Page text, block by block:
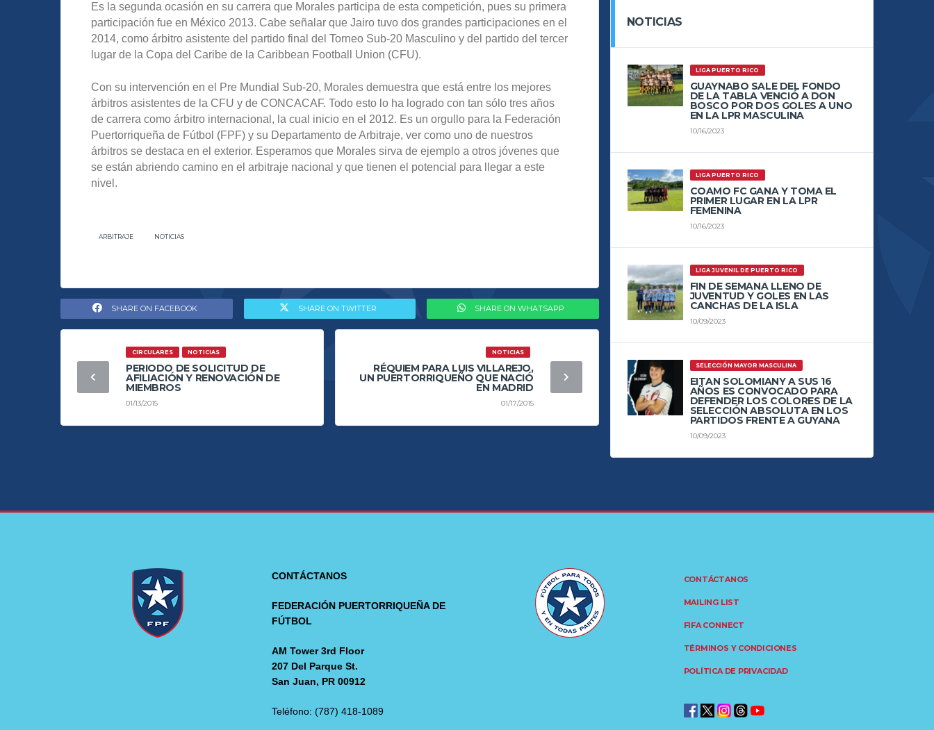
Es la segunda ocasión en su carrera que Morales participa de esta competición, pues su primera
participación fue en México 2013. Cabe señalar que Jairo tuvo dos grandes participaciones en el
2014, como árbitro asistente del partido final del Torneo Sub-20 Masculino y del partido del tercer
lugar de la Copa del Caribe de la Caribbean Football Union (CFU).
Con su intervención en el Pre Mundial Sub-20, Morales demuestra que está entre los mejores
árbitros asistentes de la CFU y de CONCACAF. Todo esto lo ha logrado con tan sólo tres años
de carrera como árbitro internacional, la cual inicio en el 2012. Es un orgullo para la Federación
Puertorriqueña de Fútbol (FPF) y su Departamento de Arbitraje, ver como uno de nuestros
árbitros se destaca en el exterior. Esperamos que Morales sirva de ejemplo a otros jóvenes que
se están abriendo camino en el arbitraje nacional y que tienen el potencial para llegar a este
nivel.
ARBITRAJE NOTICIAS
SHARE ON FACEBOOK SHARE ON TWITTER SHARE ON WHATSAPP
CIRCULARES NOTICIAS
PERIODO DE SOLICITUD DE
AFILIACIÓN Y RENOVACIÓN DE
MIEMBROS
01/13/2015
NOTICIAS
RÉQUIEM PARA LUIS VILLAREJO,
UN PUERTORRIQUEÑO QUE NACIÓ
EN MADRID
01/17/2015
NOTICIAS
LIGA PUERTO RICO
GUAYNABO SALE DEL FONDO
DE LA TABLA VENCIÓ A DON
BOSCO POR DOS GOLES A UNO
EN LA LPR MASCULINA
10/16/2023
LIGA PUERTO RICO
COAMO FC GANA Y TOMA EL
PRIMER LUGAR EN LA LPR
FEMENINA
10/16/2023
LIGA JUVENIL DE PUERTO RICO
FIN DE SEMANA LLENO DE
JUVENTUD Y GOLES EN LAS
CANCHAS DE LA ISLA
10/09/2023
SELECCIÓN MAYOR MASCULINA
EITAN SOLOMIANY A SUS 16
AÑOS ES CONVOCADO PARA
DEFENDER LOS COLORES DE LA
SELECCIÓN ABSOLUTA EN LOS
PARTIDOS FRENTE A GUYANA
10/09/2023
CONTÁCTANOS
FEDERACIÓN PUERTORRIQUEÑA DE
FÚTBOL
AM Tower 3rd Floor
207 Del Parque St.
San Juan, PR 00912
Teléfono: (787) 418-1089
CONTÁCTANOS
MAILING LIST
FIFA CONNECT
TÉRMINOS Y CONDICIONES
POLÍTICA DE PRIVACIDAD